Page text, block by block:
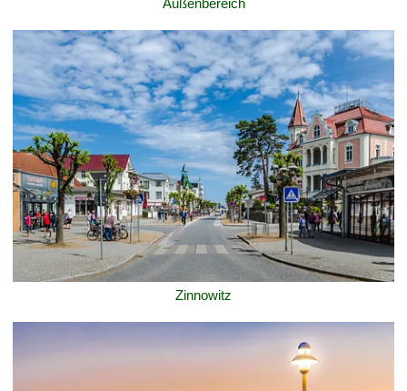
Außenbereich
Zinnowitz